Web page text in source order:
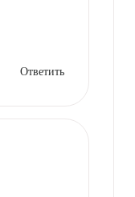
Ответить